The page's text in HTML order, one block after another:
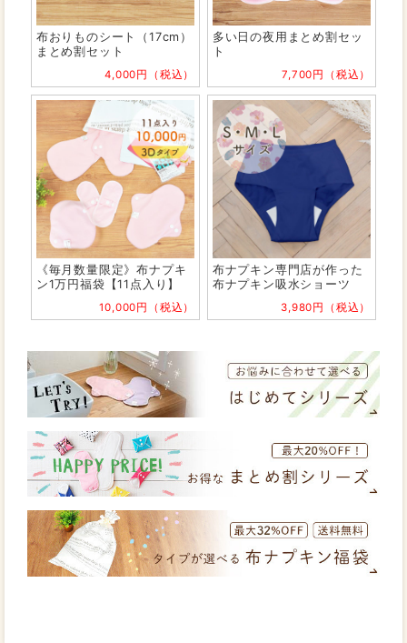
布おりものシート（17cm）
まとめ割セット
4,000円（税込）
多い日の夜用まとめ割セッ
ト
7,700円（税込）
《毎月数量限定》布ナプキ
ン1万円福袋【11点入り】
10,000円（税込）
布ナプキン専門店が作った
布ナプキン吸水ショーツ
3,980円（税込）